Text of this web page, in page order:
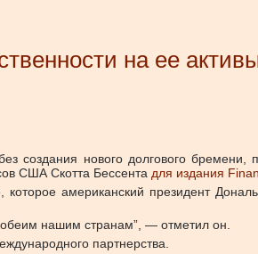
на ее
создания нового долгового
США Скотта Бессента для издания
американский президент
обеим нашим странам”, — отметил он.
партнерства.